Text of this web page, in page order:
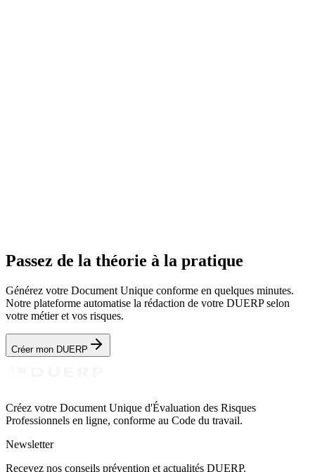
Passez de la théorie à la pratique
Générez votre Document Unique conforme en quelques minutes.
Notre plateforme automatise la rédaction de votre DUERP selon
votre métier et vos risques.
Créer mon DUERP
Créez votre Document Unique d'Évaluation des Risques
Professionnels en ligne, conforme au Code du travail.
Newsletter
Recevez nos conseils prévention et actualités DUERP.